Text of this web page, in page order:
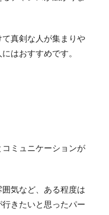
真剣な人が集まりや
はおすすめです。
ミュニケーションが
気など、ある程度は
きたいと思ったパー